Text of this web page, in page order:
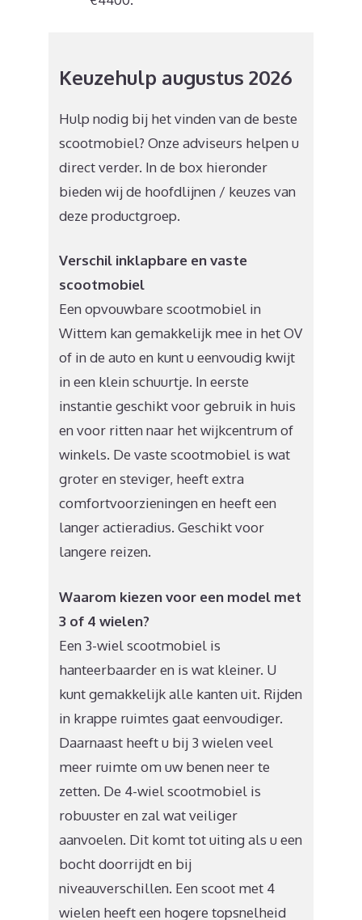
Keuzehulp augustus 2026
Hulp nodig bij het vinden van de beste
scootmobiel? Onze adviseurs helpen u
direct verder. In de box hieronder
bieden wij de hoofdlijnen / keuzes van
deze productgroep.
Verschil inklapbare en vaste
scootmobiel
Een opvouwbare scootmobiel in
Wittem kan gemakkelijk mee in het OV
of in de auto en kunt u eenvoudig kwijt
in een klein schuurtje. In eerste
instantie geschikt voor gebruik in huis
en voor ritten naar het wijkcentrum of
winkels. De vaste scootmobiel is wat
groter en steviger, heeft extra
comfortvoorzieningen en heeft een
langer actieradius. Geschikt voor
langere reizen.
Waarom kiezen voor een model met
3 of 4 wielen?
Een 3-wiel scootmobiel is
hanteerbaarder en is wat kleiner. U
kunt gemakkelijk alle kanten uit. Rijden
in krappe ruimtes gaat eenvoudiger.
Daarnaast heeft u bij 3 wielen veel
meer ruimte om uw benen neer te
zetten. De 4-wiel scootmobiel is
robuuster en zal wat veiliger
aanvoelen. Dit komt tot uiting als u een
bocht doorrijdt en bij
niveauverschillen. Een scoot met 4
wielen heeft een hogere topsnelheid